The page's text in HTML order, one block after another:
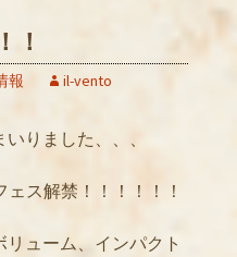
！
報 il-vento
りました、、、
ェス解禁！！！！！！
ューム、インパクト